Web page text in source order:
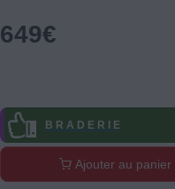
649€
B R A D E R I E
Ajouter au panier